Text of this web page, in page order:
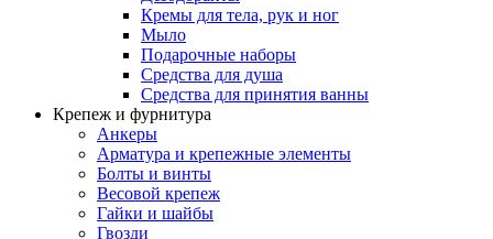
Кремы для тела, рук и ног
Мыло
Подарочные наборы
Средства для душа
Средства для принятия ванны
Крепеж и фурнитура
Анкеры
Арматура и крепежные элементы
Болты и винты
Весовой крепеж
Гайки и шайбы
Гвозди